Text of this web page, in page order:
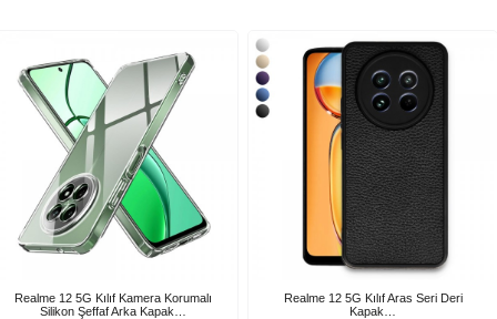
Realme 12 5G Kılıf Kamera Korumalı
Silikon Şeffaf Arka Kapak…
Realme 12 5G Kılıf Aras Seri Deri
Kapak…